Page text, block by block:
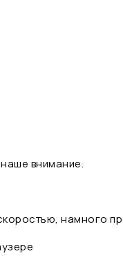
внимание.
намного